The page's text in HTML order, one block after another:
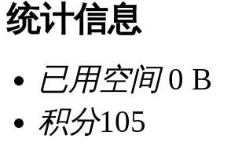
统计信息
已用空间0 B
积分105